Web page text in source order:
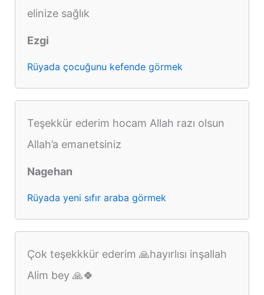
elinize sağlık
Ezgi
Rüyada çocuğunu kefende görmek
Teşekkür ederim hocam Allah razı olsun
Allah’a emanetsiniz
Nagehan
Rüyada yeni sıfır araba görmek
Çok teşekkkür ederim 🙏hayırlısı inşallah
Alim bey 🙏🍀